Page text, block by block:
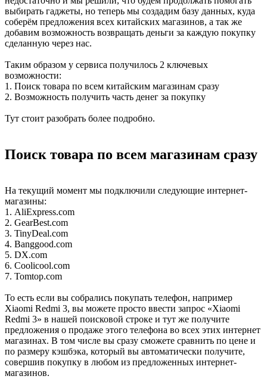
выбирать гаджеты, но теперь мы создадим базу данных, куда
соберём предложения всех китайских магазинов, а так же
добавим возможность возвращать деньги за каждую покупку
сделанную через нас.
Таким образом у сервиса получилось 2 ключевых
возможности:
1. Поиск товара по всем китайским магазинам сразу
2. Возможность получить часть денег за покупку
Тут стоит разобрать более подробно.
Поиск товара по всем магазинам сразу
На текущий момент мы подключили следующие интернет-
магазины:
1. AliExpress.com
2. GearBest.com
3. TinyDeal.com
4. Banggood.com
5. DX.com
6. Coolicool.com
7. Tomtop.com
То есть если вы собрались покупать телефон, например
Xiaomi Redmi 3, вы можете просто ввести запрос «Xiaomi
Redmi 3» в нашей поисковой строке и тут же получите
предложения о продаже этого телефона во всех этих интернет
магазинах. В том числе вы сразу сможете сравнить по цене и
по размеру кэшбэка, который вы автоматически получите,
совершив покупку в любом из предложенных интернет-
магазинов.